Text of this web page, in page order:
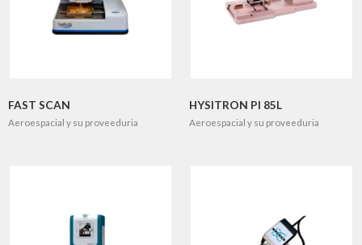
FAST SCAN
Aeroespacial y su proveeduria
HYSITRON PI 85L
Aeroespacial y su proveeduria